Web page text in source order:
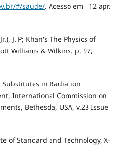
#/saude/. Acesso em : 12 apr.
J. P; Khan's The Physics of
Williams & Wilkins. p. 97;
Substitutes in Radiation
International Commission on
Bethesda, USA, v.23 Issue
of Standard and Technology, X-